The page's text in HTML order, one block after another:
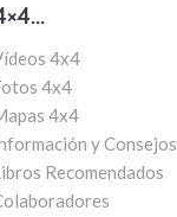
4x4
4x4
4x4
y Consejos
Recomendados